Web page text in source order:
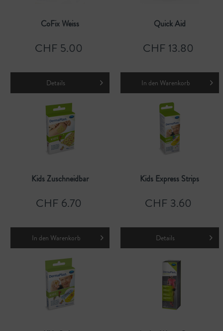
CoFix Weiss
CHF 5.00
Details
Quick Aid
CHF 13.80
In den Warenkorb
Kids Zuschneidbar
CHF 6.70
In den Warenkorb
Kids Express Strips
CHF 3.60
Details